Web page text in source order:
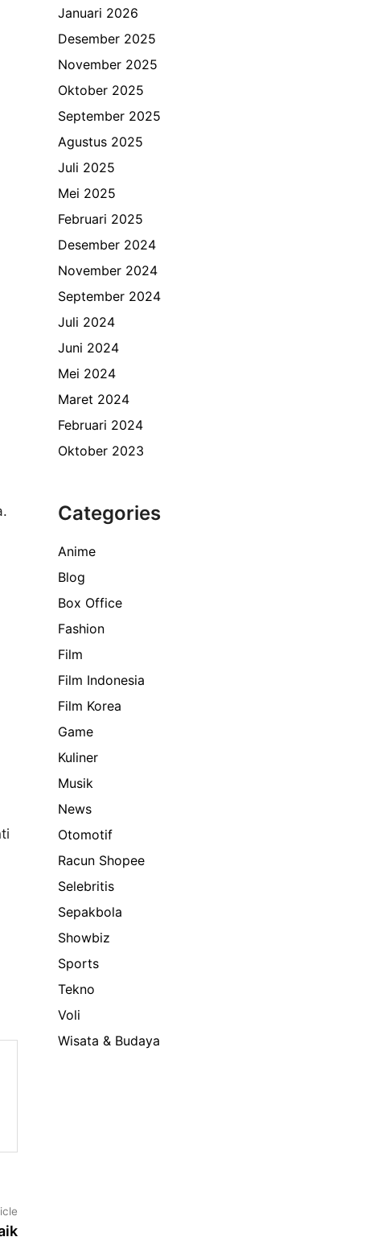
article:
Januari 2026
Desember 2025
November 2025
Oktober 2025
September 2025
Agustus 2025
Juli 2025
Mei 2025
Februari 2025
Desember 2024
November 2024
September 2024
Juli 2024
Juni 2024
Mei 2024
Maret 2024
Februari 2024
Oktober 2023
Categories
Anime
Blog
Box Office
Fashion
Film
Film Indonesia
Film Korea
Game
Kuliner
Musik
News
Otomotif
Racun Shopee
Selebritis
Sepakbola
Showbiz
Sports
Tekno
Voli
Wisata & Budaya